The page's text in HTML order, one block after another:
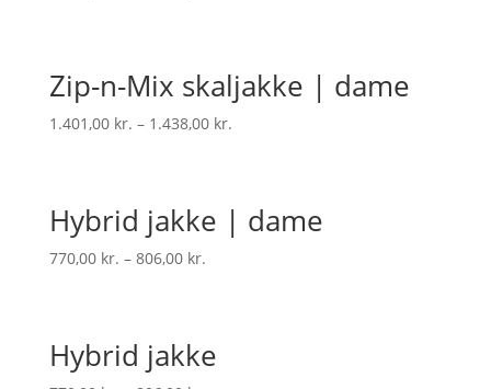
Zip-n-Mix skaljakke | dame
1.401,00 kr. – 1.438,00 kr.
Hybrid jakke | dame
770,00 kr. – 806,00 kr.
Hybrid jakke